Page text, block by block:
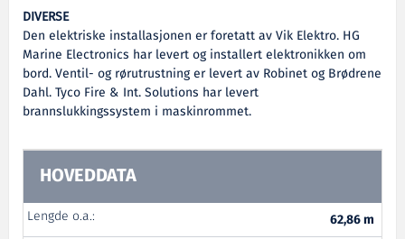
DIVERSE
Den elektriske installasjonen er foretatt av Vik Elektro. HG
Marine Electronics har levert og installert elektronikken om
bord. Ventil- og rørutrustning er levert av Robinet og Brødrene
Dahl. Tyco Fire & Int. Solutions har levert
brannslukkingssystem i maskinrommet.
HOVEDDATA
Lengde o.a.:
62,86 m